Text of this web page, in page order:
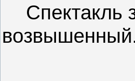
Спектакль